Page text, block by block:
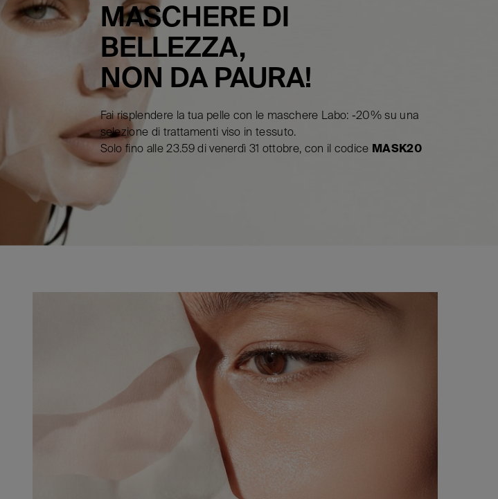
MASCHERE DI
BELLEZZA,
NON DA PAURA!
Fai risplendere la tua pelle con le maschere Labo: -20% su una
selezione di trattamenti viso in tessuto.
Solo fino alle 23.59 di venerdì 31 ottobre, con il codice MASK20